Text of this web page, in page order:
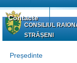
Contacte
CONSILIUL
STRĂȘENI
Președinte